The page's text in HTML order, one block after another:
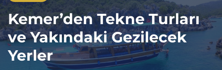
Kemer’den Tekne Turları
ve Yakındaki Gezilecek
Yerler